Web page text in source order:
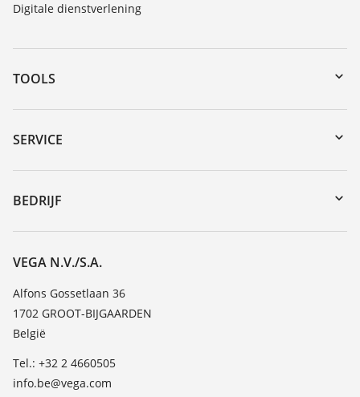
Digitale dienstverlening
TOOLS
Downloads
Serienummer zoeken
DTM Collection/PACTware
SERVICE
Reparatieformulier instrument
Seminars
Bestendigheidslijst
TeamViewer
BEDRIJF
Vacature
Over VEGA
Contact
Nieuws
Persberichten
Blog
VEGA N.V./S.A.
Alfons Gossetlaan 36
1702 GROOT-BIJGAARDEN
België
Tel.: +32 2 4660505
info.be@vega.com